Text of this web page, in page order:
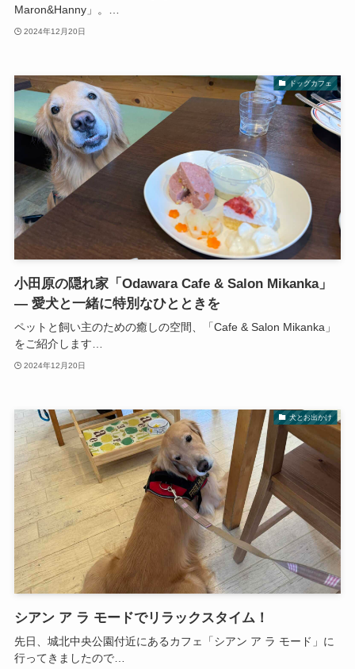
Maron&Hanny」。…
2024年12月20日
ドッグカフェ
小田原の隠れ家「Odawara Cafe & Salon Mikanka」
— 愛犬と一緒に特別なひとときを
ペットと飼い主のための癒しの空間、「Cafe & Salon Mikanka」
をご紹介します…
2024年12月20日
犬とお出かけ
シアン ア ラ モードでリラックスタイム！
先日、城北中央公園付近にあるカフェ「シアン ア ラ モード」に
行ってきましたので…